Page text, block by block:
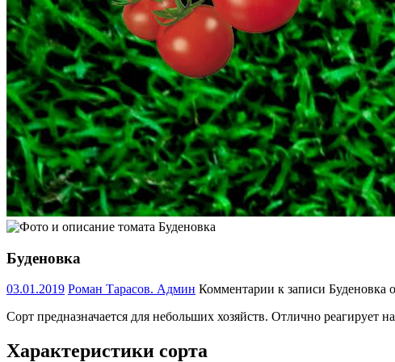
Буденовка
03.01.2019 Роман Тарасов. Админ Комментарии к записи Буденовка
Сорт предназначается для небольших хозяйств. Отлично реагирует
Характеристики сорта